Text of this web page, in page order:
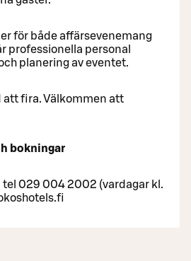
för både affärsevenemang
professionella personal
planering av eventet.
att fira. Välkommen att
bokningar
tel 029 004 2002 (vardagar kl.